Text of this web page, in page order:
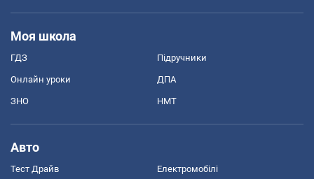
Моя школа
ГДЗ Підручники
Онлайн уроки ДПА
ЗНО НМТ
Авто
Тест Драйв Електромобілі